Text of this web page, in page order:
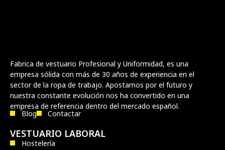
Fabrica de vestuario Profesional y Uniformidad, es una
empresa sólida con más de 30 años de experiencia en el
sector de la ropa de trabajo. Apostamos por el futuro y
nuestra constante evolución nos ha convertido en una
empresa de referencia dentro del mercado español.
Blog Contactar
VESTUARIO LABORAL
Hostelería